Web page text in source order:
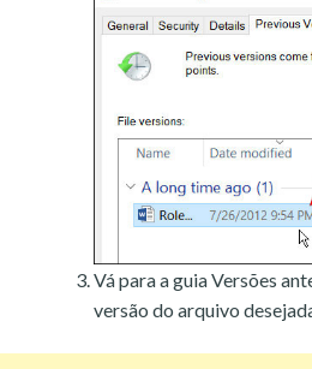
Vá para a guia Versões
versão do arquivo